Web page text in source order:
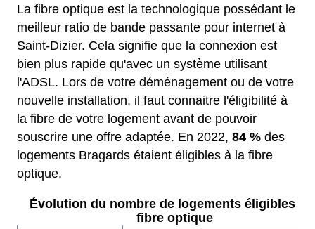
La fibre optique est la technologique possédant le
meilleur ratio de bande passante pour internet à
Saint-Dizier. Cela signifie que la connexion est
bien plus rapide qu'avec un système utilisant
l'ADSL. Lors de votre déménagement ou de votre
nouvelle installation, il faut connaitre l'éligibilité à
la fibre de votre logement avant de pouvoir
souscrire une offre adaptée. En 2022, 84 % des
logements Bragards étaient éligibles à la fibre
optique.
Évolution du nombre de logements éligibles à
fibre optique